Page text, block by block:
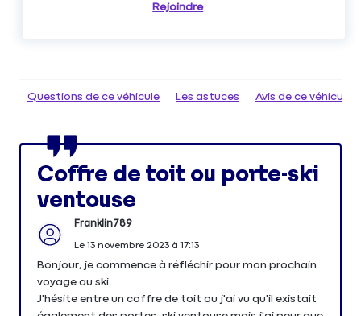
Rejoindre
Questions de ce véhicule Les astuces Avis de ce véhicule
Coffre de toit ou porte-ski
ventouse
Franklin789
Le 13 novembre 2023à 17:13
Bonjour, je commence à réfléchir pour mon prochain
voyage au ski.
J'hésite entre un coffre de toit ou j'ai vu qu'il existait